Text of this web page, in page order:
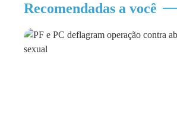
Recomendadas a você